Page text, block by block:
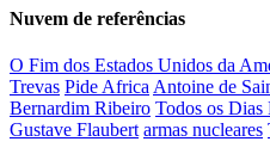
Nuvem de referências
O Fim dos Estados Unidos da
Trevas Pide Africa Antoine de
Bernardim Ribeiro Todos os Dias
Gustave Flaubert armas nucleares